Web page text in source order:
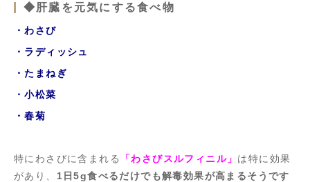
◆肝臓を元気にする食べ物
・わさび
・ラディッシュ
・たまねぎ
・小松菜
・春菊
特にわさびに含まれる 「わさびスルフィニル」 は特に効果
があり、 1 日5g食べるだけでも解毒効果が高まるそうです